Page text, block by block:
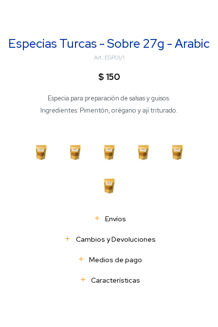
Especias Turcas - Sobre 27g - Arabic
ESP01/1
$ 150
Especia para preparación de salsas y guisos.
Ingredientes: Pimentón, orégano y ají triturado.
Envíos
Cambios y Devoluciones
Medios de pago
Características